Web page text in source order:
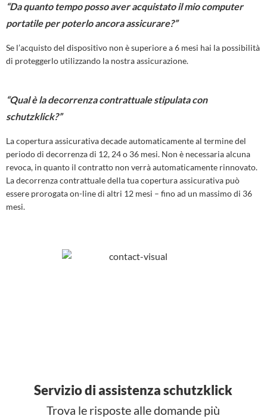
“Da quanto tempo posso aver acquistato il mio computer
portatile per poterlo ancora assicurare?”
Se l’acquisto del dispositivo non è superiore a 6 mesi hai la possibilità
di proteggerlo utilizzando la nostra assicurazione.
“Qual è la decorrenza contrattuale stipulata con
schutzklick?”
La copertura assicurativa decade automaticamente al termine del
periodo di decorrenza di 12, 24 o 36 mesi. Non è necessaria alcuna
revoca, in quanto il contratto non verrà automaticamente rinnovato.
La decorrenza contrattuale della tua copertura assicurativa può
essere prorogata on-line di altri 12 mesi – fino ad un massimo di 36
mesi.
Servizio di assistenza schutzklick
Trova le risposte alle domande più